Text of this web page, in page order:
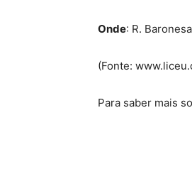
Onde: R.
(Fonte:
Para saber mais